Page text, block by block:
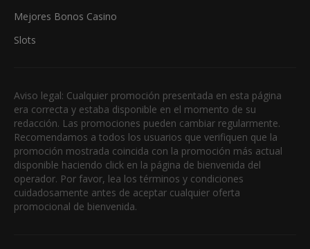
Mejores Bonos Casino
Slots
Aviso legal: Cualquier promoción presentada en esta página
era correcta y estaba disponible en el momento de su
redacción. Las promociones pueden cambiar regularmente.
Recomendamos a todos los usuarios que verifiquen que la
promoción mostrada coincida con la promoción más actual
disponible haciendo click en la página de bienvenida del
operador. Por favor, lea los términos y condiciones
cuidadosamente antes de aceptar cualquier oferta
promocional de bienvenida.